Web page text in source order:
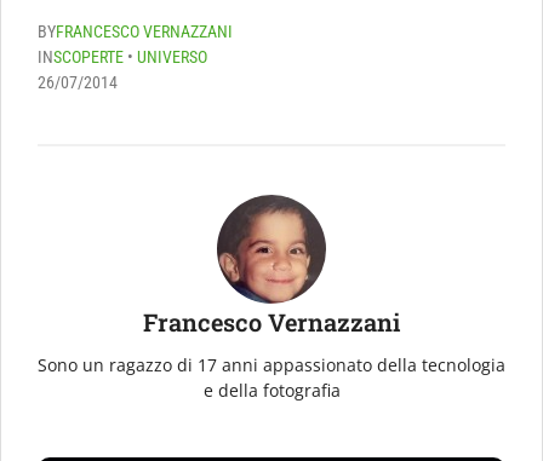
BYFRANCESCO VERNAZZANI
INSCOPERTE • UNIVERSO
26/07/2014
Francesco Vernazzani
Sono un ragazzo di 17 anni appassionato della tecnologia
e della fotografia